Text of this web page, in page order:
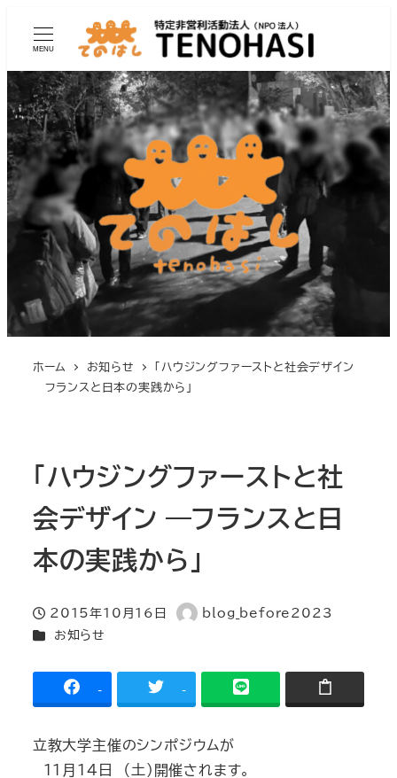
MENU
ホーム お知らせ
「ハウジングファーストと社会デザイン
―フランスと日本の実践から」
「ハウジングファーストと社
会デザイン ―フランスと日
本の実践から」
投稿日
2015年10月16日
著
blog_before2023
カテゴリー
お知らせ
- -
立教大学主催のシンポジウムが
11月14日 （土)開催されます。